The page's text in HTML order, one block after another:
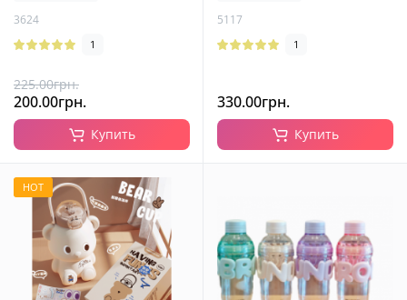
3624
1
225.00грн.
200.00грн.
Купить
5117
1
330.00грн.
Купить
HOT